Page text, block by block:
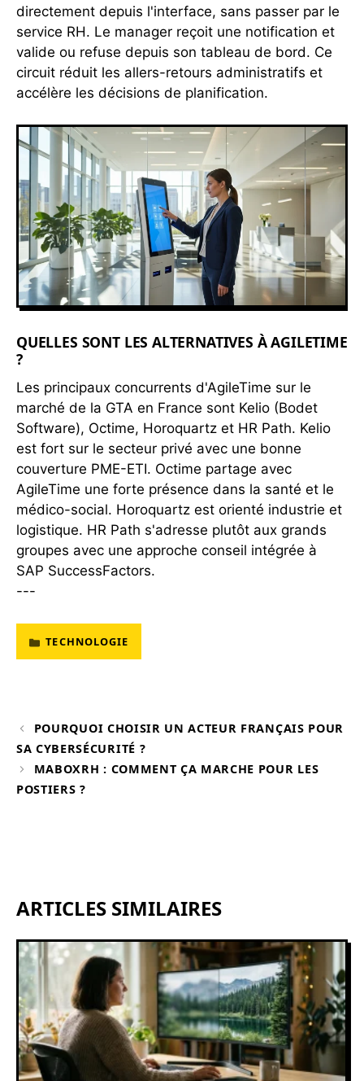
directement depuis l'interface, sans passer par le
service RH. Le manager reçoit une notification et
valide ou refuse depuis son tableau de bord. Ce
circuit réduit les allers-retours administratifs et
accélère les décisions de planification.
QUELLES SONT LES ALTERNATIVES À AGILETIME
?
Les principaux concurrents d'AgileTime sur le
marché de la GTA en France sont Kelio (Bodet
Software), Octime, Horoquartz et HR Path. Kelio
est fort sur le secteur privé avec une bonne
couverture PME-ETI. Octime partage avec
AgileTime une forte présence dans la santé et le
médico-social. Horoquartz est orienté industrie et
logistique. HR Path s'adresse plutôt aux grands
groupes avec une approche conseil intégrée à
SAP SuccessFactors.
---
CATÉGORIES
TECHNOLOGIE
POURQUOI CHOISIR UN ACTEUR FRANÇAIS POUR
SA CYBERSÉCURITÉ ?
MABOXRH : COMMENT ÇA MARCHE POUR LES
POSTIERS ?
ARTICLES SIMILAIRES